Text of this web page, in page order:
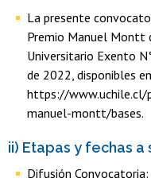
La presente
Premio Manuel Montt
Universitario Exento
de 2022, disponibles
https://www.uchile.cl/
manuel-montt/bases.
ii) Etapas y fechas
Difusión